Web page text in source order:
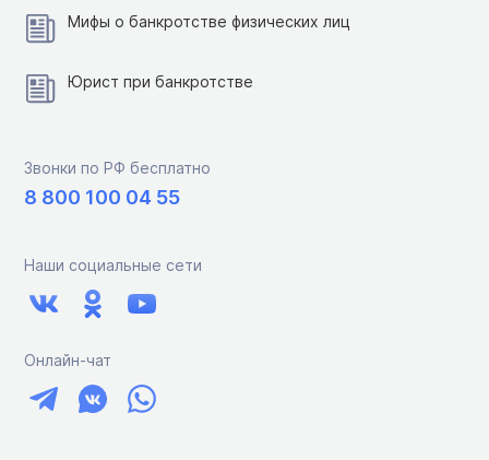
Мифы о банкротстве физических лиц
Юрист при банкротстве
Звонки по РФ бесплатно
8 800 100 04 55
Наши социальные сети
Онлайн-чат